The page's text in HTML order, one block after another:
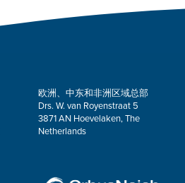
欧洲、中东和非洲区域总部
Drs. W. van Royenstraat 5
3871 AN Hoevelaken, The
Netherlands